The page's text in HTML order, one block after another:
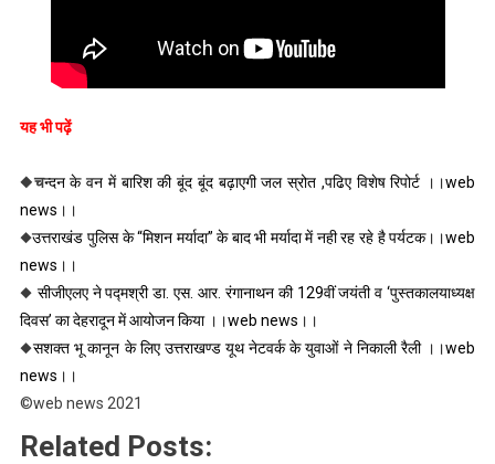
यह भी पढ़ें
◆चन्दनके वन में बारिश की बूंद बूंद बढ़ाएगी जल स्रोत ,पढिए विशेष रिपोर्ट ।।web
news।।
◆उत्तराखंड पुलिस के “मिशन मर्यादा” के बाद भी मर्यादा में नही रह रहे है पर्यटक।।web
news।।
◆ सीजीएलए ने पद्मश्री डा. एस. आर. रंगानाथन की 129वीं जयंती व ‘पुस्तकालयाध्यक्ष
दिवस’ का देहरादून में आयोजन किया ।।web news।।
◆सशक्त भू कानून के लिए उत्तराखण्ड यूथ नेटवर्क के युवाओं ने निकाली रैली ।।web
news।।
©web news 2021
Related Posts: